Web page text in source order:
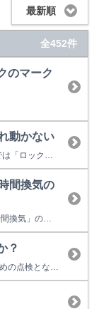
最新順
全452件
のマーク
動かない
給湯器の一部リモコン（MBC-240シリーズなど）では「ロック機能」が搭載されています。 お年寄りや小さなお子様などが誤った操作をしないように、リモコンのスイッチをロックすることができる機能です。 「LOC」はロック中であることを表しており、エラー表示ではありません。 台所・浴室リモコンそれぞれで設定できます。 例）MBC-240Vの場合 ※設定／解除方法は、各リモコンの取扱説...
間換気の
冬期など肌寒さ（気流感）を感じる場合は、「24時間換気」の換気風量を下げて運転をすることが出来ます。 製品によって以下の２通りの方法があります。 ・脱衣室のリモコンの「24時間換気」スイッチを押すたびに「標準」「冬期」と切り替わります。 ・脱衣室のリモコンの「入 標準/弱」スイッチを押すたびに「標準」「弱」と切り替わります。 通常は「標準」でご使用ください。
？